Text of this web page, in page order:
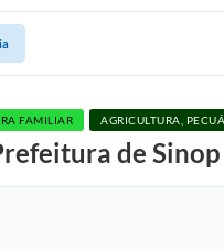
FAMILIAR AGRICULTURA,
de